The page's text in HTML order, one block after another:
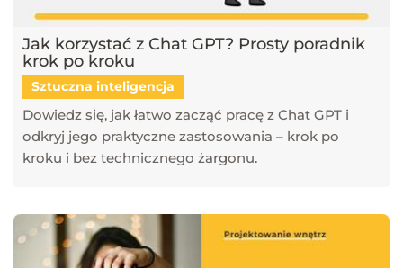
Jak korzystać z Chat GPT? Prosty poradnik
krok po kroku
Sztuczna inteligencja
Dowiedz się, jak łatwo zacząć pracę z Chat GPT i
odkryj jego praktyczne zastosowania – krok po
kroku i bez technicznego żargonu.